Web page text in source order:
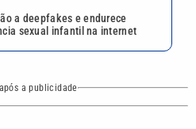
a deepfakes e endurece
sexual infantil na internet
a publicidade